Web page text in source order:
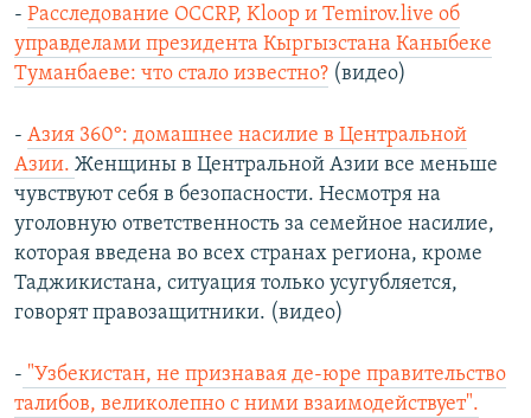
- Расследование OCCRP, Kloop и Temirov.live об
управделами президента Кыргызстана Каныбеке
Туманбаеве: что стало известно? (видео)
- Азия 360°: домашнее насилие в Центральной
Азии. Женщины в Центральной Азии все меньше
чувствуют себя в безопасности. Несмотря на
уголовную ответственность за семейное насилие,
которая введена во всех странах региона, кроме
Таджикистана, ситуация только усугубляется,
говорят правозащитники. (видео)
- "Узбекистан, не признавая де-юре правительство
талибов, великолепно с ними взаимодействует".